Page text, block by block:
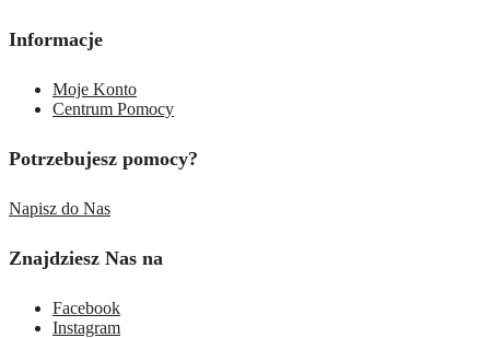
Informacje
Moje Konto
Centrum Pomocy
Potrzebujesz pomocy?
Napisz do Nas
Znajdziesz Nas na
Facebook
Instagram